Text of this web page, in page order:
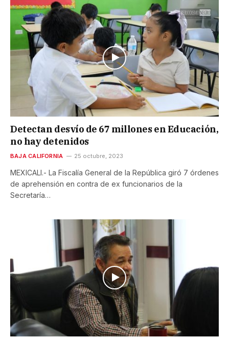
Detectan desvío de 67 millones en Educación,
no hay detenidos
BAJA CALIFORNIA 25 octubre, 2023
MEXICALI.- La Fiscalía General de la República giró 7 órdenes
de aprehensión en contra de ex funcionarios de la
Secretaría…